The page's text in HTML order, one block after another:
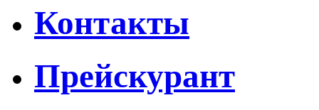
Контакты
Прейскурант